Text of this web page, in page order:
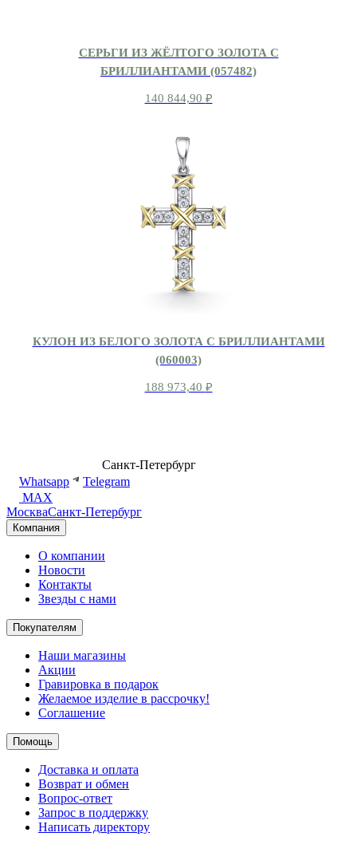
СЕРЬГИ ИЗ ЖЁЛТОГО ЗОЛОТА С
БРИЛЛИАНТАМИ (057482)
140 844,90 ₽
КУЛОН ИЗ БЕЛОГО ЗОЛОТА С БРИЛЛИАНТАМИ
(060003)
188 973,40 ₽
Санкт-Петербург
Whatsapp
Telegram
MAX
МоскваСанкт-Петербург
Компания
О компании
Новости
Контакты
Звезды с нами
Покупателям
Наши магазины
Акции
Гравировка в подарок
Желаемое изделие в рассрочку!
Соглашение
Помощь
Доставка и оплата
Возврат и обмен
Вопрос-ответ
Запрос в поддержку
Написать директору